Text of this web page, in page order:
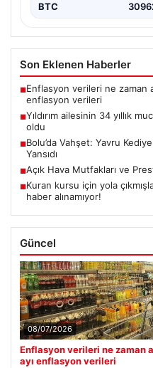
BTC
Son Eklenen Haberler
■Enflasyon verileri ne zaman
enflasyon verileri
■Yıldırım ailesinin 34 yıllık
oldu
■Bolu’da Vahşet: Yavru
Yansıdı
■Açık Hava Mutfakları ve
■Kuran kursu için yola
haber alınamıyor!
Güncel
08/07/2026
Enflasyon verileri ne zaman
ayı enflasyon verileri